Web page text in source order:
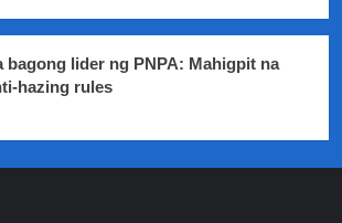
bagong lider ng PNPA: Mahigpit na
hazing rules